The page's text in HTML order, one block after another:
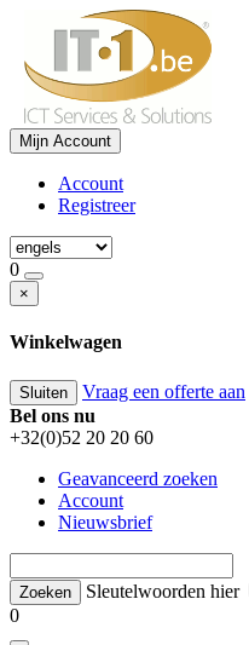
Mijn Account
Account
Registreer
0
×
Winkelwagen
Sluiten Vraag een offerte aan
Bel ons nu
+32(0)52 20 20 60
Geavanceerd zoeken
Account
Nieuwsbrief
Sleutelwoorden hier
0